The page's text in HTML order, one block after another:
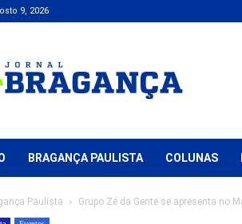
9, 2026
BRAGANÇA PAULISTA COLUNAS
Paulista Grupo Zé da Gente se apresenta no